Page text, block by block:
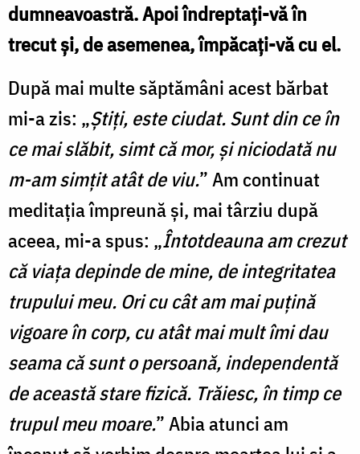
dumneavoastră. Apoi îndreptaţi-vă în
trecut şi, de asemenea, împăcaţi-vă cu el.
După mai multe săptămâni acest bărbat
mi-a zis: „Ştiţi, este ciudat. Sunt din ce în
ce mai slăbit, simt că mor, şi niciodată nu
m-am simţit atât de viu.” Am continuat
meditaţia împreună şi, mai târziu după
aceea, mi-a spus: „Întotdeauna am crezut
că viaţa depinde de mine, de integritatea
trupului meu. Ori cu cât am mai puţină
vigoare în corp, cu atât mai mult îmi dau
seama că sunt o persoană, independentă
de această stare fizică. Trăiesc, în timp ce
trupul meu moare.” Abia atunci am